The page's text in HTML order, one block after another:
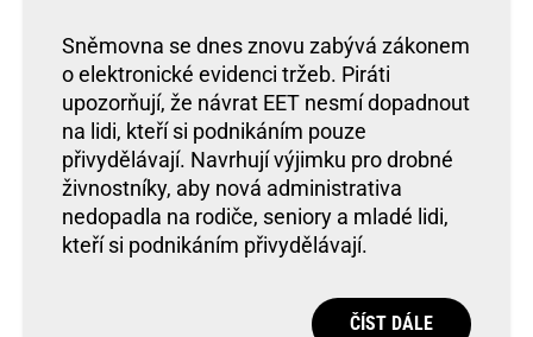
Sněmovna se dnes znovu zabývá zákonem
o elektronické evidenci tržeb. Piráti
upozorňují, že návrat EET nesmí dopadnout
na lidi, kteří si podnikáním pouze
přivydělávají. Navrhují výjimku pro drobné
živnostníky, aby nová administrativa
nedopadla na rodiče, seniory a mladé lidi,
kteří si podnikáním přivydělávají.
ČÍST DÁLE